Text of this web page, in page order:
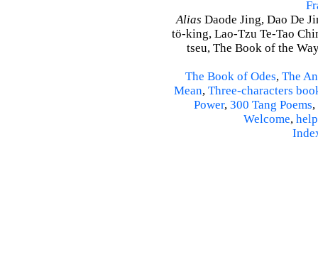
Alias Daode Jing, Dao De
tö-king, Lao-Tzu Te-Tao
tseu, The Book of the
The Book of Odes, The
Mean, Three-characters
Power, 300 Tang Poems,
Welcome, help